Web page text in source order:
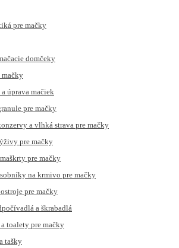
pre mačky
domčeky
mačky
úprava mačiek
pre mačky
a vlhká strava pre mačky
pre mačky
pre mačky
na krmivo pre mačky
pre mačky
a škrabadlá
toalety pre mačky
tašky